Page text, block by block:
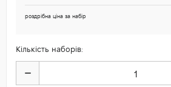
роздрібна ціна за набір
Кількість наборів: